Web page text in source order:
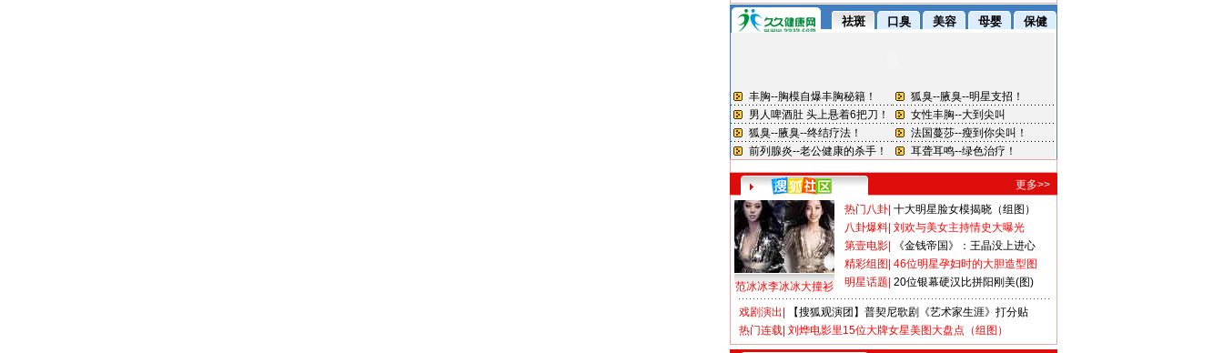
更多>>
范冰冰李冰冰大撞衫
热门八卦 十大明星脸女模揭晓（组图）
八卦爆料 刘欢与美女主持情史大曝光
第壹电影
《金钱帝国》：王晶没上进心
精彩组图 46位明星孕妇时的大胆造型图
明星话题 20位银幕硬汉比拼阳刚美(图)
戏剧演出
【搜狐观演团】普契尼歌剧《艺术家生涯》打分贴
热门连载 刘烨电影里15位大牌女星美图大盘点（组图）